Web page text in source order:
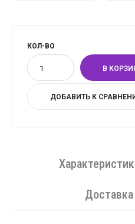
КОЛ-ВО
ДОБАВИТЬ К